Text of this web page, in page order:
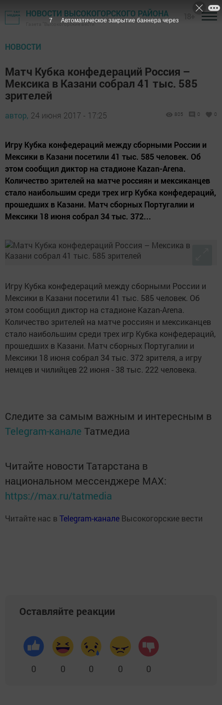
НОВОСТИ ВЫСОКОГОРСКОГО РАЙОНА
Газета "Высокогорские вести"
НОВОСТИ
Матч Кубка конфедераций Россия –
Мексика в Казани собрал 41 тыс. 585
зрителей
автор, 24 июня 2017 - 17:25 805 0 0
Игру Кубка конфедераций между сборными России и
Мексики в Казани посетили 41 тыс. 585 человек. Об
этом сообщил диктор на стадионе Kazan-Arena.
Количество зрителей на матче россиян и мексиканцев
стало наибольшим среди трех игр Кубка конфедераций,
прошедших в Казани. Матч сборных Португалии и
Мексики 18 июня собрал 34 тыс. 372...
Игру Кубка конфедераций между сборными России и
Мексики в Казани посетили 41 тыс. 585 человек. Об
этом сообщил диктор на стадионе Kazan-Arena.
Количество зрителей на матче россиян и мексиканцев
стало наибольшим среди трех игр Кубка конфедераций,
прошедших в Казани. Матч сборных Португалии и
Мексики 18 июня собрал 34 тыс. 372 зрителя, а игру
немцев и чилийцев 22 июня - 38 тыс. 222 человека.
Следите за самым важным и интересным в
Telegram-канале Татмедиа
Читайте новости Татарстана в
национальном мессенджере MАХ:
https://max.ru/tatmedia
Читайте нас в Telegram-канале Высокогорские вести
Оставляйте реакции
0 0 0 0 0
7 Автоматическое закрытие баннера через